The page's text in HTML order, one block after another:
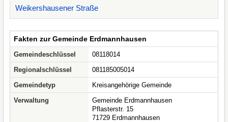
Weikershausener Straße
Fakten zur Gemeinde Erdmannhausen
Gemeindeschlüssel
08118014
Regionalschlüssel
081185005014
Gemeindetyp
Kreisangehörige Gemeinde
Verwaltung
Gemeinde Erdmannhausen
Pflasterstr. 15
71729 Erdmannhausen